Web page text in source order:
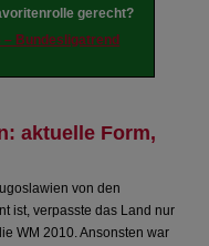
gerecht?
– Bundesligatrend
aktuelle Form,
von den
ist, verpasste das Land nur
WM 2010. Ansonsten war